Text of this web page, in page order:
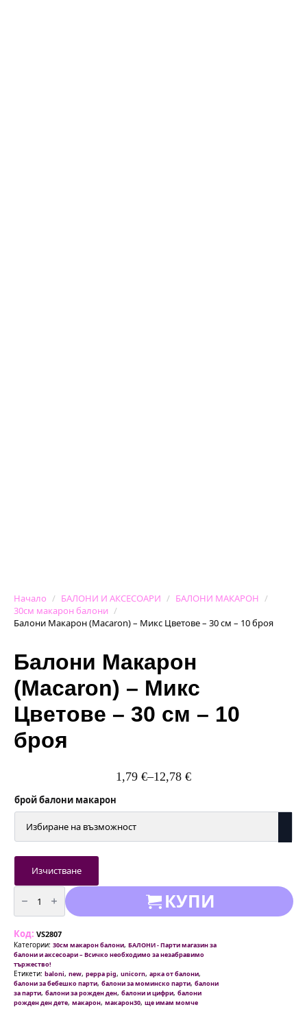
Начало БАЛОНИ И АКСЕСОАРИ
БАЛОНИ МАКАРОН
30см макарон балони
Балони Макарон (Macaron) – Микс Цветове – 30 см – 10 броя
Балони Макарон
(Macaron) – Микс
Цветове – 30 см – 10
броя
1,79 €–12,78 €
Price
range:
1,79 €
through
12,78 €
брой балони макарон
Изчистване
количество
за
Балони
Макарон
-
Микс
Цветове
-
30
см
-
10
броя
КУПИ
Код: VS2807
Категории: 30см макарон балони, БАЛОНИ - Парти магазин за
балони и аксесоари – Всичко необходимо за незабравимо
тържество!
Етикети: baloni, new, peppa pig, unicorn, арка от балони,
балони за бебешко парти, балони за моминско парти, балони
за парти, балони за рожден ден, балони и цифри, балони
рожден ден дете, макарон, макарон30, ще имам момче